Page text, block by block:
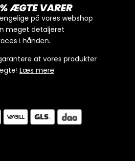
ÆGTE VARER
på vores webshop
meget detaljeret
i hånden.
at vores produkter
Læs mere.